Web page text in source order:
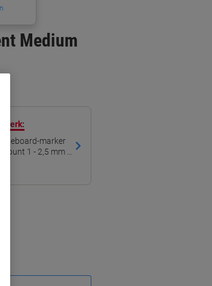
Medium
merk:
marker
punt 1 - 2,5 mm 4